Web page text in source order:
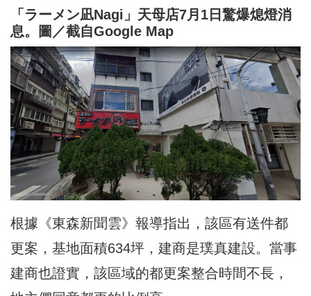
「ラーメン凪Nagi」天母店7月1日驚爆熄燈消
息。圖／截自Google Map
根據《東森新聞雲》報導指出，該區有送件都
更案，基地面積634坪，建商是璞真建設。當事
建商也證實，該區域的都更案整合時間不長，